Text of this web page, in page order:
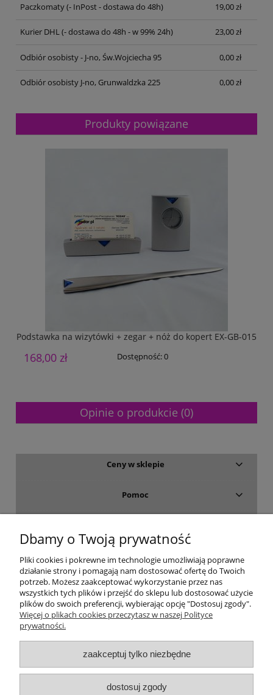
Paczkomaty(- InPost - dostawa do 48h) 19,00 zł
Kurier DHL(- dostawa do 48h - w 99% 24h) 23,00 zł
Odbiór osobisty - J-no, Św.Wojciecha 95 0,00 zł
Odbiór osobisty J-no, Grunwaldzka 225 0,00 zł
Produkty powiązane
Podstawka na wizytówki + zegar + nóż do kopert EX-GB-015
168,00 zł Dostępność:0
Opinie o produkcie (0)
Ceny w sklepie
Pomoc
Moje konto
Gwarancja i zwroty
O firmie
Dbamy o Twoją prywatność
Pliki cookies i pokrewne im technologie umożliwiają poprawne
działanie strony i pomagają nam dostosować ofertę do Twoich
potrzeb. Możesz zaakceptować wykorzystanie przez nas
wszystkich tych plików i przejść do sklepu lub dostosować użycie
plików do swoich preferencji, wybierając opcję "Dostosuj zgody".
Więcej o plikach cookies przeczytasz w naszej Polityce
prywatności.
zaakceptuj tylko niezbędne
dostosuj zgody